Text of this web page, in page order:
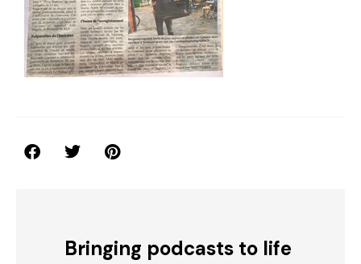
Bringing podcasts to life